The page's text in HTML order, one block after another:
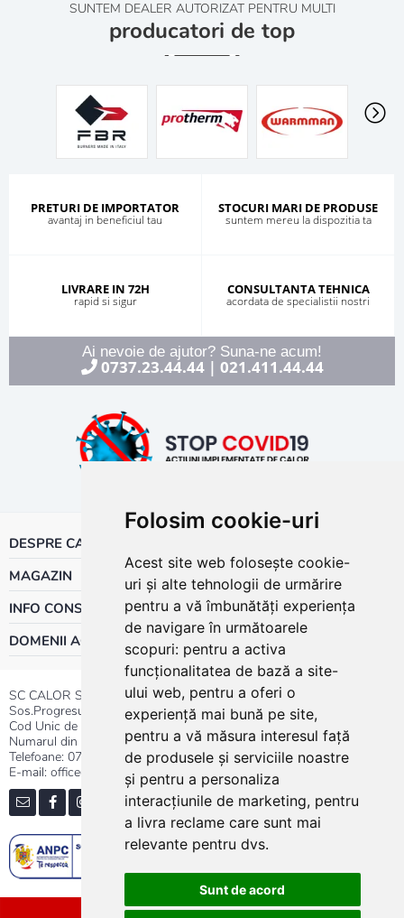
Folosim cookie-uri
Acest site web folosește cookie-
uri și alte tehnologii de urmărire
pentru a vă îmbunătăți experiența
de navigare în următoarele
scopuri: pentru a activa
funcționalitatea de bază a site-
ului web, pentru a oferi o
experiență mai bună pe site,
pentru a vă măsura interesul față
de produsele și serviciile noastre
și pentru a personaliza
interacțiunile de marketing, pentru
a livra reclame care sunt mai
relevante pentru dvs.
Sunt de acord
SUNTEM DEALER AUTORIZAT PENTRU MULTI
producatori de top
PRETURI DE IMPORTATOR
avantaj in beneficiul tau
STOCURI MARI DE PRODUSE
suntem mereu la dispozitia ta
LIVRARE IN 72H
rapid si sigur
CONSULTANTA TEHNICA
acordata de specialistii nostri
Ai nevoie de ajutor? Suna-ne acum!
0737.23.44.44| 021.411.44.44
DESPRE CALOR
MAGAZIN
INFO CONSUMATOR
DOMENII ACTIVITATE
SC CALOR SRL
Sos.Progresului nr.30-40, Sector 5, Bucuresti
Cod Unic de Inregistrare: RO 3004724
Numarul din Registrul Comertului:J40/13176/1991
Telefoane: 0737.23.44.44|021.411.44.44
E-mail: office@calor.ro